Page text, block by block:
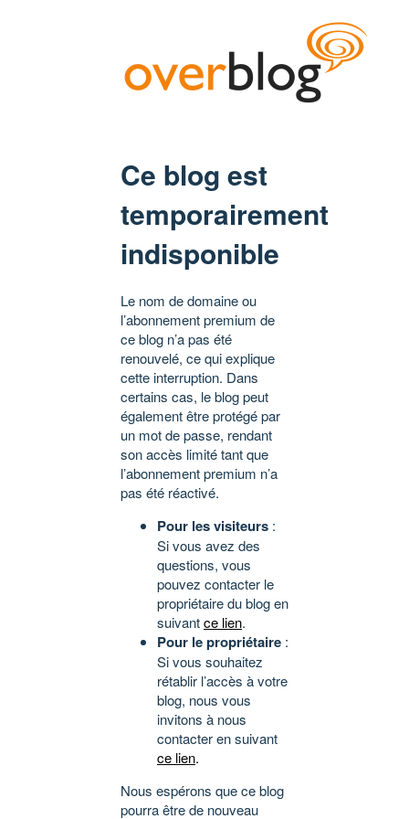
Ce blog est
temporairement
indisponible
Le nom de domaine ou
l’abonnement premium de
ce blog n’a pas été
renouvelé, ce qui explique
cette interruption. Dans
certains cas, le blog peut
également être protégé par
un mot de passe, rendant
son accès limité tant que
l’abonnement premium n’a
pas été réactivé.
Pour les visiteurs :
Si vous avez des
questions, vous
pouvez contacter le
propriétaire du blog en
suivantce lien.
Pour le propriétaire :
Si vous souhaitez
rétablir l’accès à votre
blog, nous vous
invitons à nous
contacter en suivant
ce lien.
Nous espérons que ce blog
pourra être de nouveau